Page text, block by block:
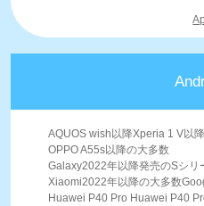
AQUOS wish以降Xperia 1 V以
OPPO A55s以降の大多数
Galaxy2022年以降発売のSシリ
Xiaomi2022年以降の大多数
Huawei P40 Pro Huawei P40